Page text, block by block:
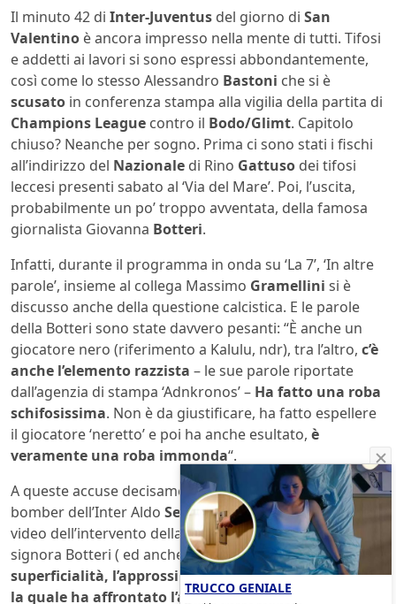
Il minuto 42 di Inter-Juventus del giorno di San
Valentino è ancora impresso nella mente di tutti. Tifosi
e addetti ai lavori si sono espressi abbondantemente,
così come lo stesso Alessandro Bastoni che si è
scusato in conferenza stampa alla vigilia della partita di
Champions League contro il Bodo/Glimt. Capitolo
chiuso? Neanche per sogno. Prima ci sono stati i fischi
all’indirizzo del Nazionale di Rino Gattuso dei tifosi
leccesi presenti sabato al ‘Via del Mare’. Poi, l’uscita,
probabilmente un po’ troppo avventata, della famosa
giornalista Giovanna Botteri.
Infatti, durante il programma in onda su ‘La 7’, ‘In altre
parole’, insieme al collega Massimo Gramellini si è
discusso anche della questione calcistica. E le parole
della Botteri sono state davvero pesanti: “È anche un
giocatore nero (riferimento a Kalulu, ndr), tra l’altro, c’è
anche l’elemento razzista – le sue parole riportate
dall’agenzia di stampa ‘Adnkronos’ – Ha fatto una roba
schifosissima. Non è da giustificare, ha fatto espellere
il giocatore ‘neretto’ e poi ha anche esultato, è
veramente una roba immonda“.
A queste accuse decisamente dure, ha risposta l’ex
bomber dell’Inter Aldo Serenacommentando su ‘X’ il
video dell’intervento della giornalista: “Spero per la
signora Botteri ( ed anche per noi) chela sua
superficialità, l’approssimazione e la faciloneria, con
la quale ha affrontato l’argomento di Bastoni non
TRUCCO GENIALE